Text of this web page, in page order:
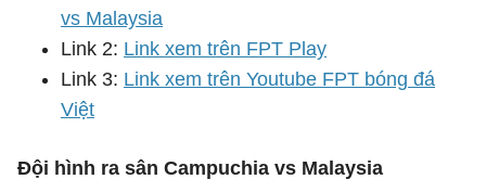
vs Malaysia
Link 2: Link xem trên FPT Play
Link 3: Link xem trên Youtube FPT bóng đá
Việt
Đội hình ra sân Campuchia vs Malaysia